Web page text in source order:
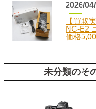
2026/
【買取
NC-E2
価格
未分類のそ